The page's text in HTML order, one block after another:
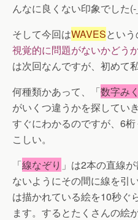
んなに良くない印象でした(-
そして今回はWAVESとい
視覚的に問題がないかどう
は次回なんですが、初めて
何種類かあって、「数字み
がいくつ違うかを探してい
すぐにわかるのですが、6
こしい。
「線なぞり 」は2本の直線
ないようにその間に線を引
は描かれている絵を10秒ぐ
ます。するとたくさんの絵